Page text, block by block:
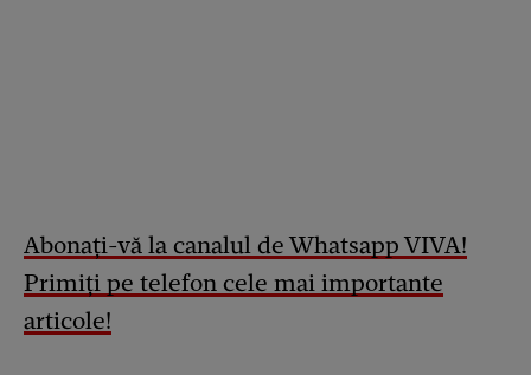
Abonați-vă la canalul de Whatsapp VIVA!
Primiți pe telefon cele mai importante
articole!